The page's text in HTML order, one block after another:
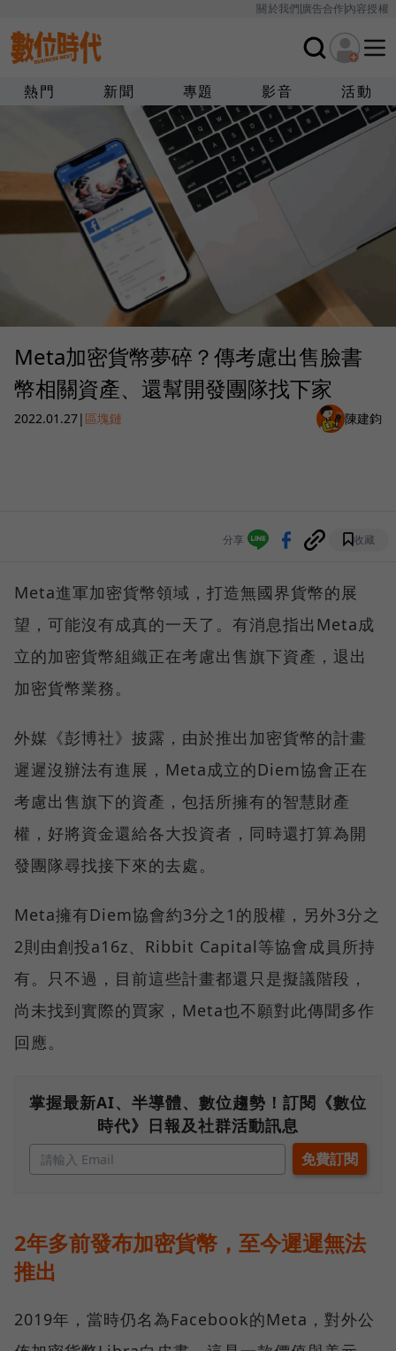
關於我們廣告合作內容授權
熱門 新聞 專題 影音 活動
Meta加密貨幣夢碎？傳考慮出售臉書
幣相關資產、還幫開發團隊找下家
2022.01.27| 區塊鏈 陳建鈞
分享 收藏
Meta進軍加密貨幣領域，打造無國界貨幣的展
望，可能沒有成真的一天了。有消息指出Meta成
立的加密貨幣組織正在考慮出售旗下資產，退出
加密貨幣業務。
外媒《彭博社》披露，由於推出加密貨幣的計畫
遲遲沒辦法有進展，Meta成立的Diem協會正在
考慮出售旗下的資產，包括所擁有的智慧財產
權，好將資金還給各大投資者，同時還打算為開
發團隊尋找接下來的去處。
Meta擁有Diem協會約3分之1的股權，另外3分之
2則由創投a16z、Ribbit Capital等協會成員所持
有。只不過，目前這些計畫都還只是擬議階段，
尚未找到實際的買家，Meta也不願對此傳聞多作
回應。
掌握最新AI、半導體、數位趨勢！訂閱《數位
時代》日報及社群活動訊息
2年多前發布加密貨幣，至今遲遲無法
推出
2019年，當時仍名為Facebook的Meta，對外公